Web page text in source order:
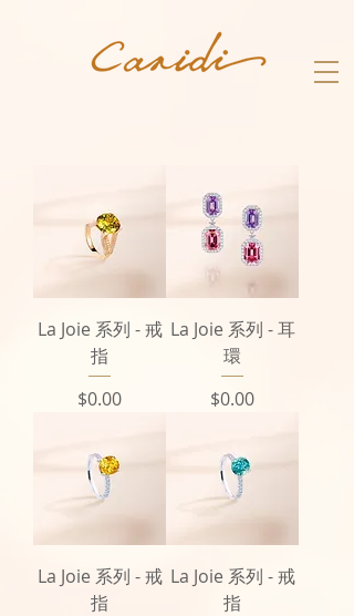
La Joie 系列 - 戒
指
價格
$0.00
La Joie 系列 - 耳
環
價格
$0.00
La Joie 系列 - 戒
指
La Joie 系列 - 戒
指